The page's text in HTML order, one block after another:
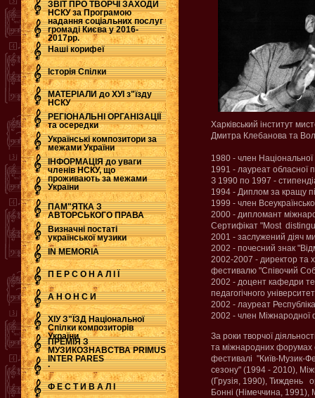
ЗВІТ ПРО ТВОРЧІ ЗАХОДИ
НСКУ за Програмою
надання соціальних послуг
громаді Києва у 2016-
2017рр.
.
Наші корифеї
Історія Спілки
МАТЕРІАЛИ до ХУІ з"їзду
НСКУ
РЕГІОНАЛЬНІ ОРГАНІЗАЦІЇ
та осередки
Українські композитори за
межами України
ІНФОРМАЦІЯ до уваги
членів НСКУ, що
проживають за межами
України
ПАМ"ЯТКА З
АВТОРСЬКОГО ПРАВА
Визначні постаті
української музики
IN MEMORIA
П Е Р С О Н А Л І Ї
А Н О Н С И
ХІУ З"ЇЗД Національної
Спілки композиторів
України
ПРЕМІЯ З
МУЗИКОЗНАВСТВА PRIMUS
INTER PARES
.
Ф Е С Т И В А Л І
Харківський інститут
Дмитра Клебанова та
1980 - член Національної
1991 - лауреат обласної
З 1990 по 1997 -
1994 - Диплом за кращу
1999 - член
2000 - дипломант
Cертифікат "Most
2001 - заслужений діяч
2002 - почесний знак
2002-2007 - директор та
фестивалю "Співочий
2002 - доцент кафедри
педагогічного
2002 - лауреат
2002 - член Міжнародної
За роки творчої
та міжнародних форумах
фестивалі "Київ-Музик-
сезону" (1994 - 2010),
(Грузія, 1990), Тиждень
Бонні (Німеччина,